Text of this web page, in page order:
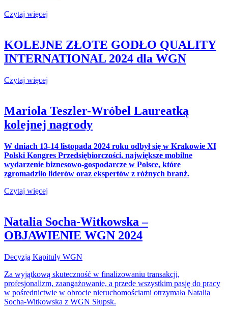
Czytaj więcej
KOLEJNE ZŁOTE GODŁO QUALITY
INTERNATIONAL 2024 dla WGN
Czytaj więcej
Mariola Teszler-Wróbel Laureatką
kolejnej nagrody
W dniach 13-14 listopada 2024 roku odbył się w Krakowie XI
Polski Kongres Przedsiębiorczości, największe mobilne
wydarzenie biznesowo-gospodarcze w Polsce, które
zgromadziło liderów oraz ekspertów z różnych branż.
Czytaj więcej
Natalia Socha-Witkowska –
OBJAWIENIE WGN 2024
Decyzją Kapituły WGN
Za wyjątkową skuteczność w finalizowaniu transakcji,
profesjonalizm, zaangażowanie, a przede wszystkim pasję do pracy
w pośrednictwie w obrocie nieruchomościami otrzymała Natalia
Socha-Witkowska z WGN Słupsk.